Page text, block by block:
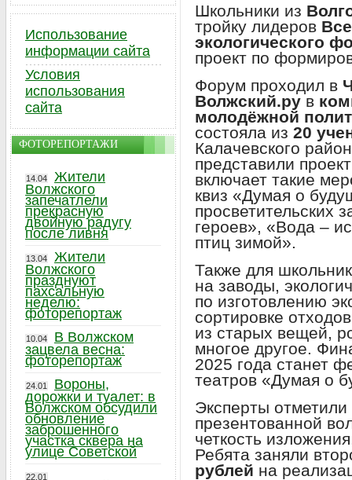
Школьники из
тройку лидеров
экологического
проект по
Форум проходил в
Волжский.ру в
молодёжной
состояла из 20
Калачевского
представили
включает такие
квиз «Думая о
просветительских
героев», «Вода –
птиц зимой».
Также для
на заводы,
по изготовлению
сортировке
из старых вещей,
многое другое.
2025 года станет
театров «Думая о
Эксперты
презентованной
четкость
Ребята заняли
рублей на
Использование
информации сайта
Условия
использования
сайта
ФОТОРЕПОРТАЖИ
14.04
Жители
Волжского
запечатлели
прекрасную
двойную радугу
после ливня
13.04
Жители
Волжского
празднуют
пахсальную
неделю:
фоторепортаж
10.04
В Волжском
зацвела весна:
фоторепортаж
24.01
Вороны,
дорожки и туалет: в
Волжском обсудили
обновление
заброшенного
участка сквера на
улице Советской
22.01